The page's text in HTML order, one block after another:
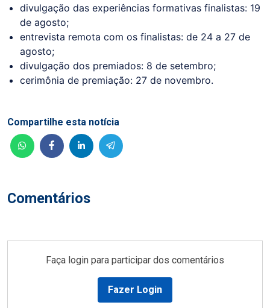
divulgação das experiências formativas finalistas: 19
de agosto;
entrevista remota com os finalistas: de 24 a 27 de
agosto;
divulgação dos premiados: 8 de setembro;
cerimônia de premiação: 27 de novembro.
Comentários
Compartilhe esta notícia
Faça login para participar dos comentários
Fazer Login